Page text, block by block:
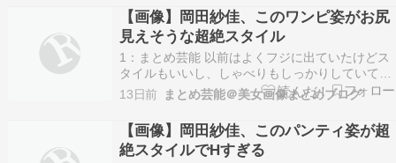
【画像】岡田紗佳、このワンピ姿がお尻
見えそうな超絶スタイル
1：まとめ芸能 以前はよくフジに出ていたけどス
タイルもいいし、しゃべりもしっかりしていて私
は好きですけどね。 2：まとめ芸能 スタイルが良
いだけで人生どんだけ得しているんだろう、と真
剣に思うわ。 3：まとめ芸能 芸能人って見られる
仕事だから、“見せる事で仕事に繋がるなら！”っ
て…
13日前 まとめ芸能＠美女画像まとめブログ
【画像】岡田紗佳、このパンティ姿が超
絶スタイルでHすぎる